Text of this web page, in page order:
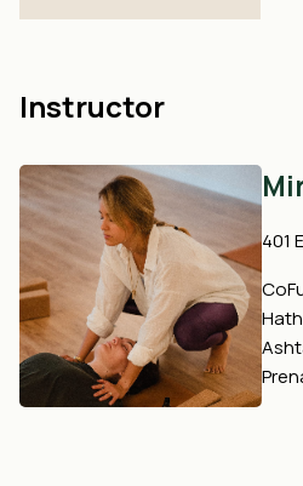
Instructor
401